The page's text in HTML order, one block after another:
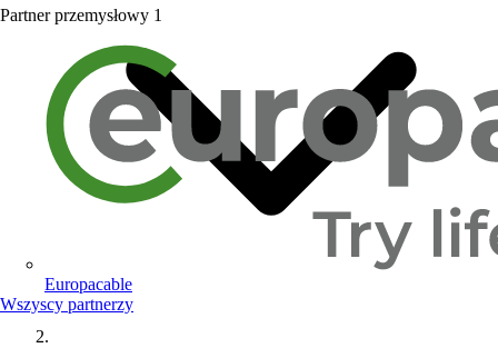
Partner przemysłowy 1
Europacable
Wszyscy partnerzy